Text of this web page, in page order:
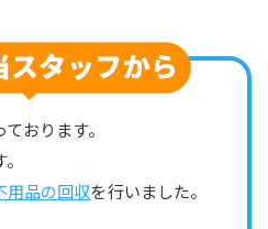
おります。
用品の回収を行いました。